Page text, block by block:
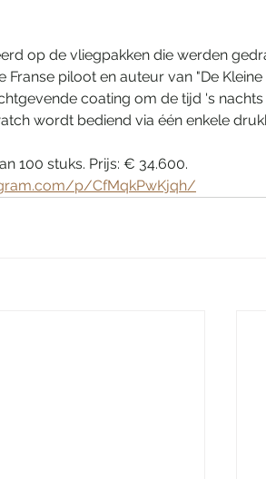
op de vliegpakken die werden
piloot en auteur van "De Kleine
coating om de tijd 's
wordt bediend via één enkele
100 stuks. Prijs: € 34.600.
p/CfMqkPwKjqh/